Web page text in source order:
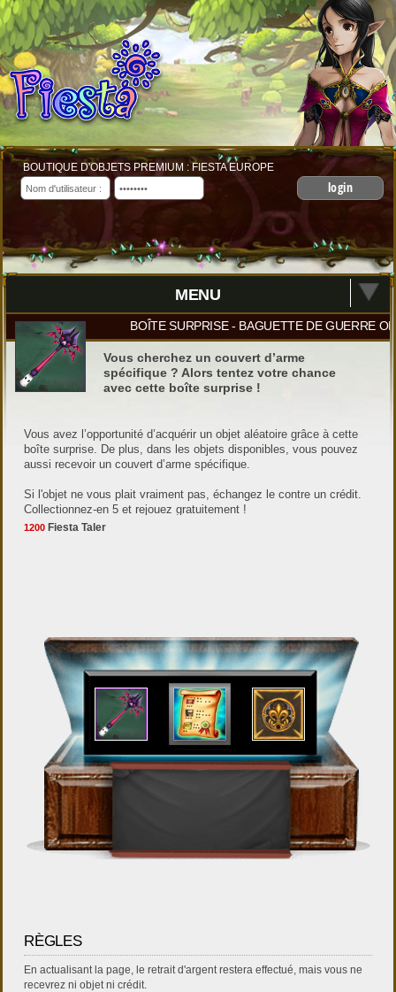
BOUTIQUE D'OBJETS PREMIUM : FIESTA EUROPE
login
MENU
BOÎTE SURPRISE - BAGUETTE DE GUERRE
Vous cherchez un couvert d’arme
spécifique ? Alors tentez votre chance
avec cette boîte surprise !
Vous avez l’opportunité d’acquérir un objet aléatoire grâce à cette
boîte surprise. De plus, dans les objets disponibles, vous pouvez
aussi recevoir un couvert d’arme spécifique.
Si l'objet ne vous plait vraiment pas, échangez le contre un crédit.
Collectionnez-en 5 et rejouez gratuitement !
1200 Fiesta Taler
RÈGLES
En actualisant la page, le retrait d'argent restera effectué, mais vous ne
recevrez ni objet ni crédit.